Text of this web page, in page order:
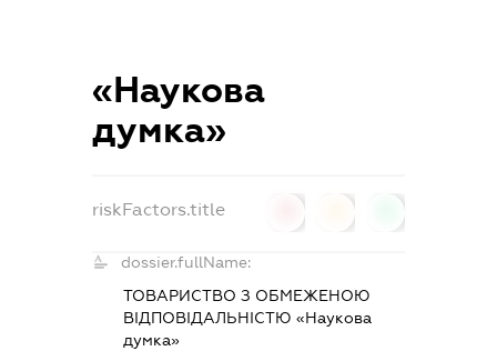
«Наукова
думка»
riskFactors.title
dossier.fullName:
ТОВАРИСТВО З ОБМЕЖЕНОЮ
ВІДПОВІДАЛЬНІСТЮ «Наукова
думка»